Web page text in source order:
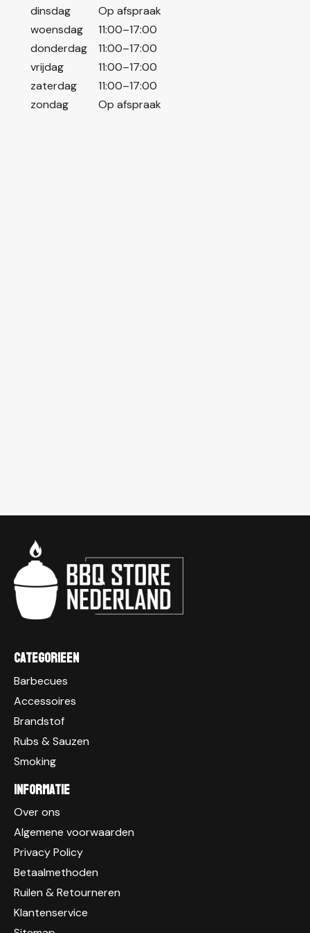
dinsdag
Op afspraak
woensdag
11:00–17:00
donderdag
11:00–17:00
vrijdag
11:00–17:00
zaterdag
11:00–17:00
zondag
Op afspraak
Categorieen
Barbecues
Accessoires
Brandstof
Rubs & Sauzen
Smoking
Informatie
Over ons
Algemene voorwaarden
Privacy Policy
Betaalmethoden
Ruilen & Retourneren
Klantenservice